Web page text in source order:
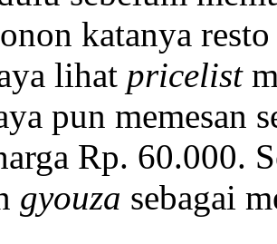
katanya
lihat pricelist
pun memesan
Rp. 60.000.
gyouza sebagai